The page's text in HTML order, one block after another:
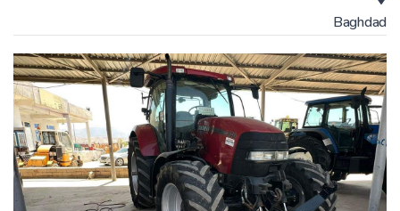
Baghdad